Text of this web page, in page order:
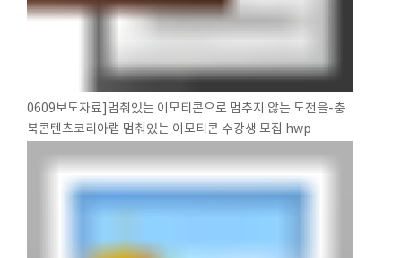
0609보도자료]멈춰있는 이모티콘으로 멈추지 않는 도전을-충
북콘텐츠코리아랩 멈춰있는 이모티콘 수강생 모집.hwp